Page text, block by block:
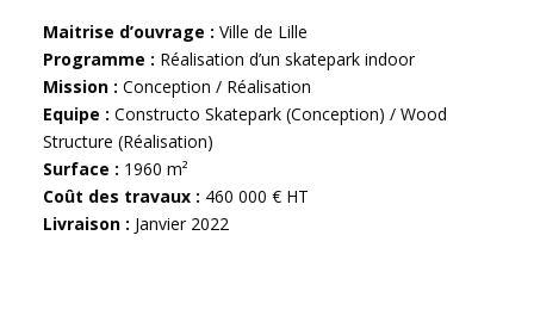
Maitrise d’ouvrage : Ville de Lille
Programme : Réalisation d’un skatepark indoor
Mission : Conception / Réalisation
Equipe : Constructo Skatepark (Conception) / Wood
Structure (Réalisation)
Surface : 1960 m²
Coût des travaux : 460 000 € HT
Livraison : Janvier 2022